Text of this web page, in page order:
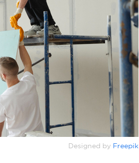
Designed by Freepik